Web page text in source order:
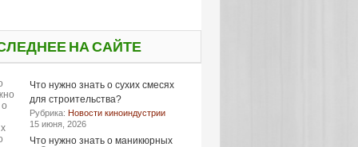
НА САЙТЕ
Что нужно знать о сухих смесях
для строительства?
Рубрика: Новости киноиндустрии
15 июня, 2026
Что нужно знать о маникюрных